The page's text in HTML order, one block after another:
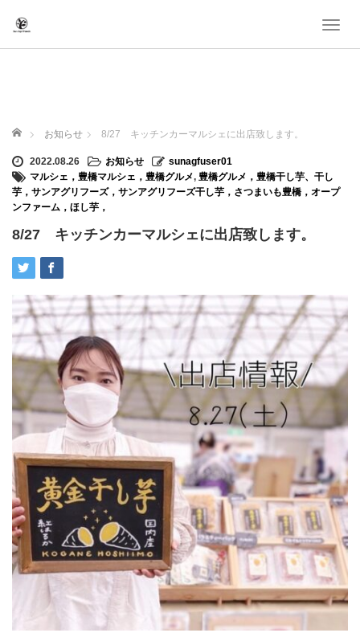
T
i
n
ホーム お知らせ 8/27 キッチンカーマルシェに出店致します。
2022.08.26 お知らせ
sunagfuser01
マルシェ，豊橋マルシェ，豊橋グルメ, 豊橋グルメ，豊橋干し芋、干し
芋，サンアグリフーズ，サンアグリフーズ干し芋，さつまいも豊橋，オープ
ンファーム，ほし芋，
8/27 キッチンカーマルシェに出店致します。